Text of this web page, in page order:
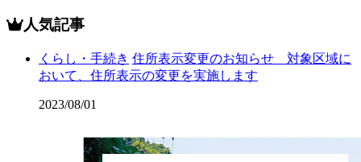
人気記事
くらし・手続き 住所表示変更のお知らせ 対象区域に
おいて、住所表示の変更を実施します
2023/08/01